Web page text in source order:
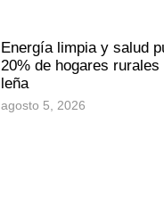
Energía limpia y salud
20% de hogares
leña
agosto 5, 2026